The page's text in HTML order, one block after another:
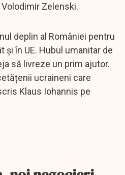
Zelenski.
deplin al României pentru
și în UE. Hubul umanitar de
să livreze un prim ajutor.
ucraineni care
Klaus Iohannis pe